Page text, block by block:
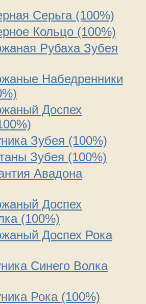
Серьга (100%)
Кольцо (100%)
Рубаха Зубея
Набедренники
Доспех
Зубея (100%)
Зубея (100%)
Авадона
Доспех
(100%)
Доспех Рока
Синего Волка
Рока (100%)